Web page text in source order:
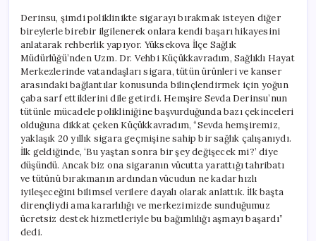
Derinsu, şimdi poliklinikte sigarayı bırakmak isteyen diğer
bireylerle birebir ilgilenerek onlara kendi başarı hikayesini
anlatarak rehberlik yapıyor. Yüksekova İlçe Sağlık
Müdürlüğü’nden Uzm. Dr. Vehbi Küçükkavradım, Sağlıklı Hayat
Merkezlerinde vatandaşları sigara, tütün ürünleri ve kanser
arasındaki bağlantılar konusunda bilinçlendirmek için yoğun
çaba sarf ettiklerini dile getirdi. Hemşire Sevda Derinsu’nun
tütünle mücadele polikliniğine başvurduğunda bazı çekinceleri
olduğuna dikkat çeken Küçükkavradım, “Sevda hemşiremiz,
yaklaşık 20 yıllık sigara geçmişine sahip bir sağlık çalışanıydı.
İlk geldiğinde, ‘Bu yaştan sonra bir şey değişecek mi?’ diye
düşündü. Ancak biz ona sigaranın vücutta yarattığı tahribatı
ve tütünü bırakmanın ardından vücudun ne kadar hızlı
iyileşeceğini bilimsel verilere dayalı olarak anlattık. İlk başta
dirençliydi ama kararlılığı ve merkezimizde sunduğumuz
ücretsiz destek hizmetleriyle bu bağımlılığı aşmayı başardı”
dedi.